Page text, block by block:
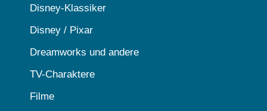
Disney-Klassiker
Disney / Pixar
Dreamworks und andere
TV-Charaktere
Filme